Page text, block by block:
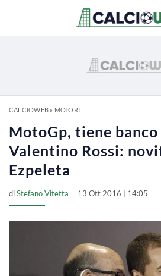
CALCIOWEB» MOTORI
MotoGp, tiene
Valentino Rossi:
Ezpeleta
diStefano Vitetta 13 Ott 2016 | 14:05